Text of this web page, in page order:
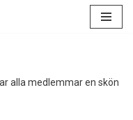
alla medlemmar en skön